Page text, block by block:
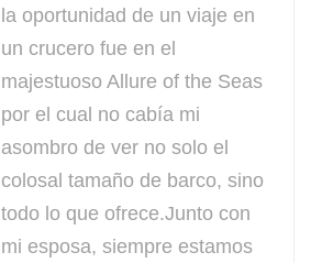
la oportunidad de un viaje en
un crucero fue en el
majestuoso Allure of the Seas
por el cual no cabía mi
asombro de ver no solo el
colosal tamaño de barco, sino
todo lo que ofrece.Junto con
mi esposa, siempre estamos